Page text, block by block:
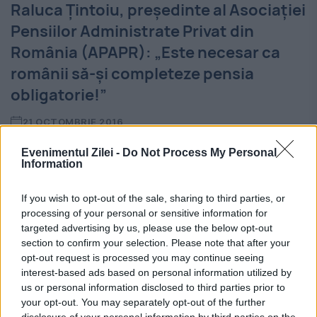
Evenimentul Zilei - Do Not Process My Personal
Information
If you wish to opt-out of the sale, sharing to third parties, or
processing of your personal or sensitive information for
targeted advertising by us, please use the below opt-out
section to confirm your selection. Please note that after your
opt-out request is processed you may continue seeing
interest-based ads based on personal information utilized by
us or personal information disclosed to third parties prior to
your opt-out. You may separately opt-out of the further
Raluca Țintoiu, președinte al Asociației
Pensiilor Administrate Privat din
România (APAPR): „Este necesar ca
românii să-și completeze pensia
obligatorie!”
21 OCTOMBRIE 2016
După 2030, pensia de stat va reprezenta
primit, spune președintele APAPR. „Nici ca
experiment nu îndrăznesc să recomand
acestă situație”, subliniază expertul, care
atrage...